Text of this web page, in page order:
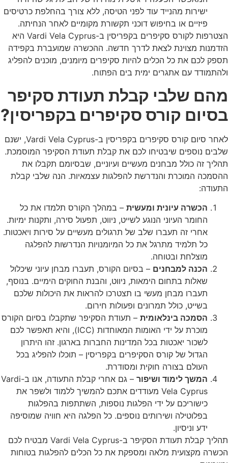
ישירות מהנייד עוד לפני הטיסה, ללא צורך בהחלפת כרטיסים
פיזיים או בחיפוש דוכני תקשורת מקומיים לאחר הנחיתה.
הצטרפות לקורס סקיפרים בקפריסין ב-Vardi Vela Cyprus
היא
הזדמנות מצוינת לצאת לדרך חדשה. ההכשרה שמועברת בקפידה
תספק לכם את כל הכלים להיות סקיפרים מיומנים, מוכנים להפליג
ולהתמודד עם אתגרים ימית בים הפתוח.
מהם שלבי קבלת תעודת סקיפר
בסיום קורס סקיפרים בקפריסין?
לאחר סיום קורס סקיפרים בקפריסין ב-Vardi Vela Cyprus
, ישנם
שלבים נוספים שיבטיחו לכם את קבלת תעודת הסקיפר המוסמכת.
תהליך זה כולל מבחנים מעשיים ועיוניים, שבסיומם תקבלו את
ההסמכה המוכרת והנדרשת להפלגות עצמאיות. הנה שלבי קבלת
התעודה:
הכשרה עיונית ומעשית – במהלך הקורס תלמדו את כל
החומר העיוני הנוגע לשייט, ניווט, תפעול סירה, ותקנות ימיות.
אחרי זה תעברו שלב של תרגולים מעשיים על סירות ויאכטות.
כל תלמיד מתרגל את כל המיומנויות הנדרשות להפלגה
מוצלחת ובטוחה.
הכנה למבחנים – בסיום הקורס, תעברו מבחן עיוני שיכלול
שאלות בתחום הימאות, ניווט, והבנת החוקים הימיים. בנוסף,
תעברו מבחן מעשי בו תצטרכו להראות את היכולות שלכם
בשייט, כולל תמרונים ופעולות חירום.
הסמכה בינלאומית – תעודת הסקיפר שתקבלו בסיום הקורס
מוכרת על ידי האומות המאוחדות (ICC), והיא תאפשר לכם
לשכור יאכטות בכל המדינות החברות בארגון. זהו היתרון
הגדול של קורס הסקיפרים בקפריסין – תוכלו להפליג בכל
העולם בצורה חוקית ומסודרת.
המשך לימוד ושיפור – גם אחרי קבלת התעודה, אנו ב-Vardi
Vela Cyprus מעודדים אתכם להמשיך ללמוד ולשפר את
כישוריכם על ידי הפלגות נוספות, השתתפות בהפלגות
בפלוטילה ושירותים נוספים. כל הפלגה היא חוויה שמוסיפה
ידע וניסיון.
תהליך קבלת תעודת הסקיפר ב-Vardi Vela Cyprus מבטיח לכם
הכשרה מקצועית מלאה ומספקת את כל הכלים להפלגות בטוחות